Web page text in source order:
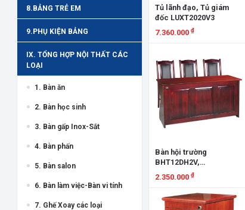
8.BẢNG TRẺ EM
9.PHỤ KIỆN BẢNG
IX. TỔNG HỢP NỘI THẤT CÁC
LOẠI
1. Bàn ăn
2. Bàn học sinh
3. Bàn gấp Inox-Sắt
4. Bàn phấn
5. Bàn salon
6. Bàn làm việc-Bàn vi tính
7. Ghế Xoay các loại
Tủ lãnh đạo, Tủ giám
đốc LUXT2020V3
7.360.000 ₫
Bàn hội trường
BHT12DH2V,
BHT15DH2V,
BHT12LH2V,
BHT15LH2V
2.350.000 ₫
Xem chi tiết